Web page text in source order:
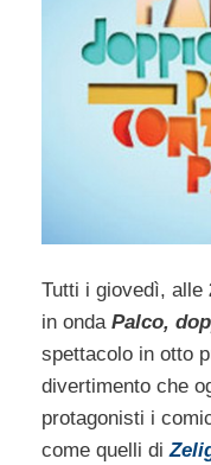
Tutti i giovedì, alle
in onda Palco,
spettacolo in otto
divertimento che
protagonisti i
come quelli di